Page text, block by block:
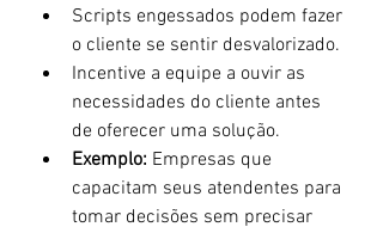
Scripts engessados podem fazer
o cliente se sentir desvalorizado.
Incentive a equipe a ouvir as
necessidades do cliente antes
de oferecer uma solução.
Exemplo: Empresas que
capacitam seus atendentes para
tomar decisões sem precisar